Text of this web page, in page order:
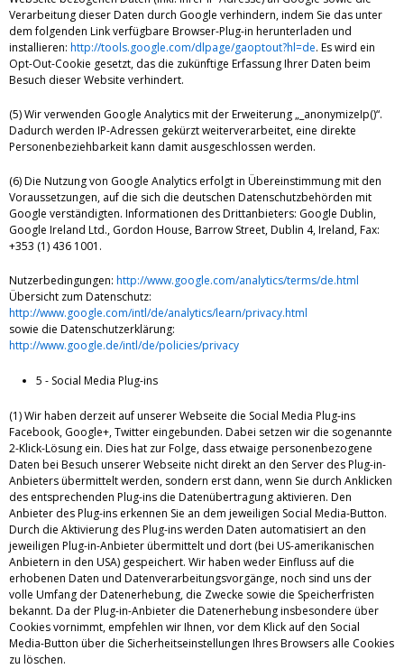
Verarbeitung dieser Daten durch Google verhindern, indem Sie das unter
dem folgenden Link verfügbare Browser-Plug-in herunterladen und
installieren: http://tools.google.com/dlpage/gaoptout?hl=de. Es wird ein
Opt-Out-Cookie gesetzt, das die zukünftige Erfassung Ihrer Daten beim
Besuch dieser Website verhindert.
(5) Wir verwenden Google Analytics mit der Erweiterung „_anonymizeIp()“.
Dadurch werden IP-Adressen gekürzt weiterverarbeitet, eine direkte
Personenbeziehbarkeit kann damit ausgeschlossen werden.
(6) Die Nutzung von Google Analytics erfolgt in Übereinstimmung mit den
Voraussetzungen, auf die sich die deutschen Datenschutzbehörden mit
Google verständigten. Informationen des Drittanbieters: Google Dublin,
Google Ireland Ltd., Gordon House, Barrow Street, Dublin 4, Ireland, Fax:
+353 (1) 436 1001.
Nutzerbedingungen: http://www.google.com/analytics/terms/de.html
Übersicht zum Datenschutz:
http://www.google.com/intl/de/analytics/learn/privacy.html
sowie die Datenschutzerklärung:
http://www.google.de/intl/de/policies/privacy
5 - Social Media Plug-ins
(1) Wir haben derzeit auf unserer Webseite die Social Media Plug-ins
Facebook, Google+, Twitter eingebunden. Dabei setzen wir die sogenannte
2-Klick-Lösung ein. Dies hat zur Folge, dass etwaige personenbezogene
Daten bei Besuch unserer Webseite nicht direkt an den Server des Plug-in-
Anbieters übermittelt werden, sondern erst dann, wenn Sie durch Anklicken
des entsprechenden Plug-ins die Datenübertragung aktivieren. Den
Anbieter des Plug-ins erkennen Sie an dem jeweiligen Social Media-Button.
Durch die Aktivierung des Plug-ins werden Daten automatisiert an den
jeweiligen Plug-in-Anbieter übermittelt und dort (bei US-amerikanischen
Anbietern in den USA) gespeichert. Wir haben weder Einfluss auf die
erhobenen Daten und Datenverarbeitungsvorgänge, noch sind uns der
volle Umfang der Datenerhebung, die Zwecke sowie die Speicherfristen
bekannt. Da der Plug-in-Anbieter die Datenerhebung insbesondere über
Cookies vornimmt, empfehlen wir Ihnen, vor dem Klick auf den Social
Media-Button über die Sicherheitseinstellungen Ihres Browsers alle Cookies
zu löschen.